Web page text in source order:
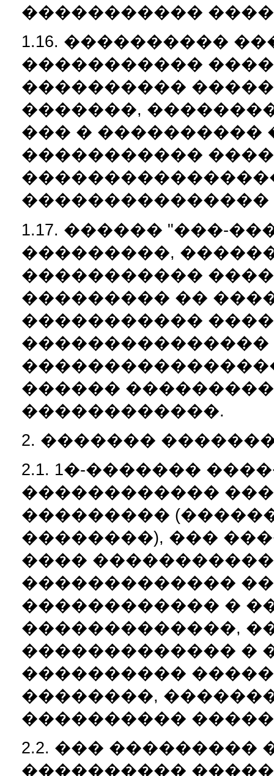
�����������
1.16. ����������
�����������
����������
�������,
��� � ����������
�����������
���������������
1.17. ������ "���-
���������,
�����������
��������� ��
�����������
���������������
������
������������.
2. �������
2.1. 1�-�������
������������
���������
��������), ���
����
�������������
������������ �
�������������,
������������� �
����������
��������,
����������
2.2. ���
����������